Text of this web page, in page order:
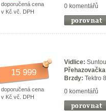
doporučená cena
v Kč vč. DPH
0 komentářů
15 999
doporučená cena
v Kč vč. DPH
Vidlice:
Brzdy: Tektro
0 komentářů